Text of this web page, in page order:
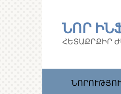
ՆՈՐ
ՀԵՏԱՔՐՔԻՐ